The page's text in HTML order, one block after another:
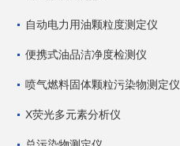
自动电力用油颗粒度测定仪
便携式油品洁净度检测仪
喷气燃料固体颗粒污染物测定仪
X荧光多元素分析仪